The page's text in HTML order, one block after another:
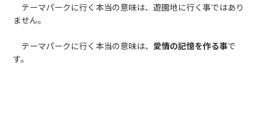
テーマパークに行く本当の意味は、遊園地に行く事ではあり
ません。
テーマパークに行く本当の意味は、 愛情の記憶を作る事で
す。